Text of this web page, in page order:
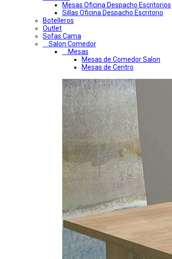
Mesas Oficina Despacho Escritorios
Sillas Oficina Despacho Escritorio
Botelleros
Outlet
Sofas Cama
Salon Comedor
Mesas
Mesas de Comedor Salon
Mesas de Centro